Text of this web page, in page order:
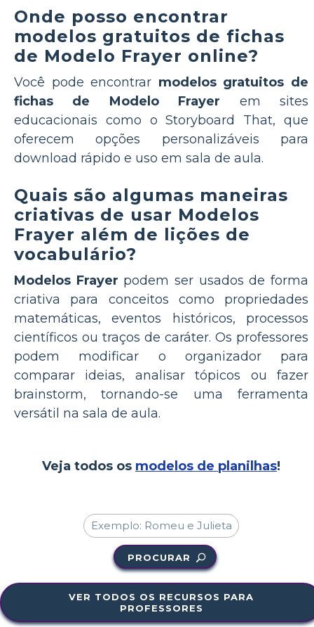
Onde posso encontrar
modelos gratuitos de fichas
de Modelo Frayer online?
Você pode encontrar modelos gratuitos de
fichas de Modelo Frayer em sites
educacionais como o Storyboard That, que
oferecem opções personalizáveis para
download rápido e uso em sala de aula.
Quais são algumas maneiras
criativas de usar Modelos
Frayer além de lições de
vocabulário?
Modelos Frayer podem ser usados de forma
criativa para conceitos como propriedades
matemáticas, eventos históricos, processos
científicos ou traços de caráter. Os professores
podem modificar o organizador para
comparar ideias, analisar tópicos ou fazer
brainstorm, tornando-se uma ferramenta
versátil na sala de aula.
Veja todos os modelos de planilhas!
PROCURAR
VER TODOS OS RECURSOS PARA
PROFESSORES